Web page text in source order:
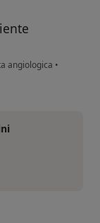
angiologica •